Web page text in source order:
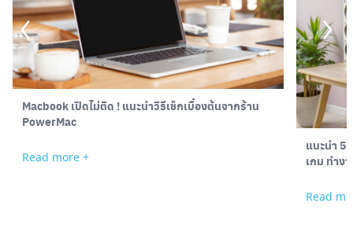
Macbook เปิดไม่ติด ! แนะนำวิธีเช็กเบื้องต้นจากร้าน
PowerMac
Read more +
แนะนำ 5
เกม ทำง
Read